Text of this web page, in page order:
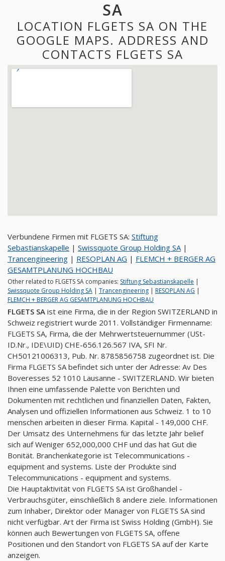
SA
LOCATION FLGETS SA ON THE
GOOGLE MAPS. ADDRESS AND
CONTACTS FLGETS SA
Verbundene Firmen mit FLGETS SA: Stiftung
Sebastianskapelle | Swissquote Group Holding SA |
Trancengineering | RESOPLAN AG | FLEMCH + BERGER AG
GESAMTPLANUNG HOCHBAU
Other related to FLGETS SA companies: Stiftung Sebastianskapelle |
Swissquote Group Holding SA | Trancengineering | RESOPLAN AG |
FLEMCH + BERGER AG GESAMTPLANUNG HOCHBAU
FLGETS SA ist eine Firma, die in der Region SWITZERLAND in
Schweiz registriert wurde 2011. Vollständiger Firmenname:
FLGETS SA, Firma, die der Mehrwertsteuernummer (USt-
ID.Nr., IDE\UID) CHE-656.126.567 IVA, SFI Nr.
CH50121006313, Pub. Nr. 8785856758 zugeordnet ist. Die
Firma FLGETS SA befindet sich unter der Adresse: Av Des
Boveresses 52 1010 Lausanne - SWITZERLAND. Wir bieten
Ihnen eine umfassende Palette von Berichten und
Dokumenten mit rechtlichen und finanziellen Daten, Fakten,
Analysen und offiziellen Informationen aus Schweiz. 1 to 10
menschen arbeiten in dieser Firma. Kapital - 149,000 CHF.
Der Umsatz des Unternehmens für das letzte Jahr belief
sich auf Weniger 652,000,000 CHF und das hat Gut die
Bonität. Branchenkategorie ist Telecommunications -
equipment and systems. Liste der Produkte sind
Telecommunications - equipment and systems.
Die Hauptaktivität von FLGETS SA ist Großhandel -
Verbrauchsgüter, einschließlich 8 andere ziele. Informationen
zum Inhaber, Direktor oder Manager von FLGETS SA sind
nicht verfügbar. Art der Firma ist Swiss Holding (GmbH). Sie
können auch Bewertungen von FLGETS SA, offene
Positionen und den Standort von FLGETS SA auf der Karte
anzeigen.